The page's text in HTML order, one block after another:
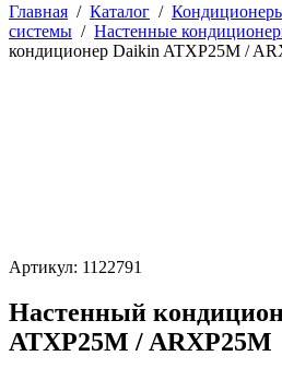
Главная / Каталог /
системы / Настенные
кондиционер Daikin ATXP25M /
Артикул: 1122791
Настенный
ATXP25M / ARXP25M